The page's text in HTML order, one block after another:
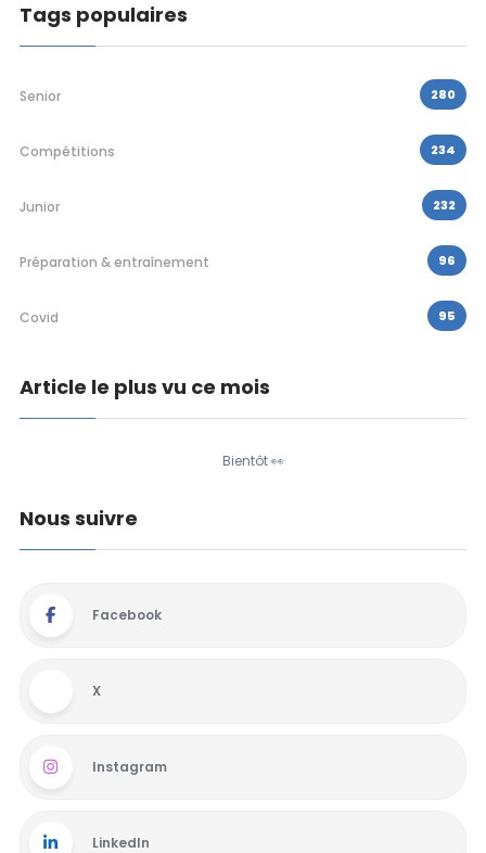
Tags populaires
Senior 280
Compétitions 234
Junior 232
Préparation & entraînement 96
Covid 95
Article le plus vu ce mois
Bientôt 👀
Nous suivre
Facebook
X
Instagram
LinkedIn